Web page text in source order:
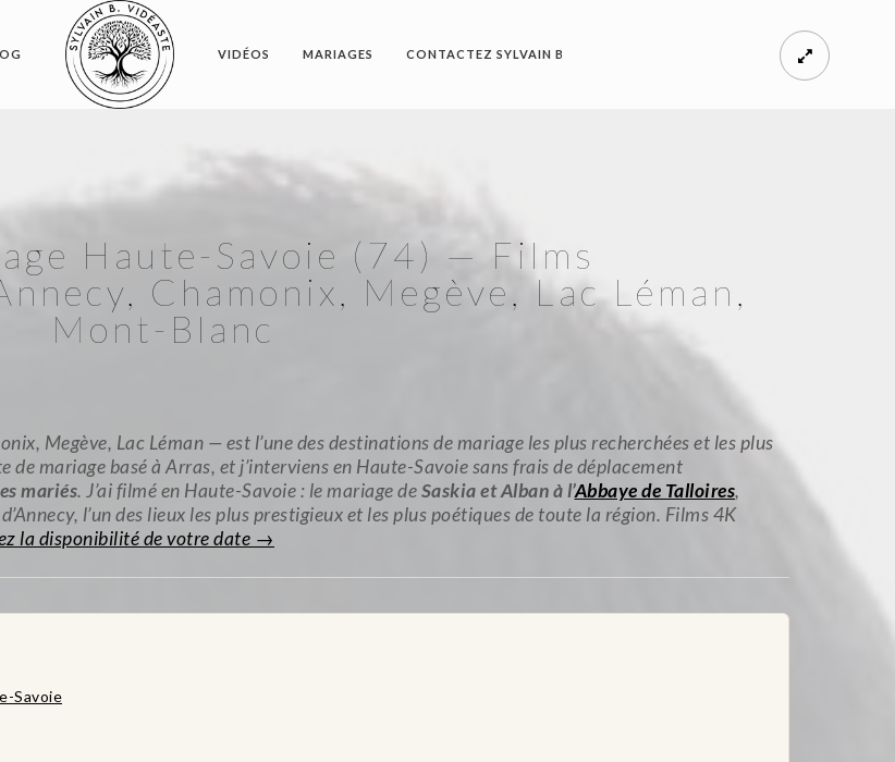
VIDÉOS MARIAGES CONTACTEZ SYLVAIN B
Haute-Savoie (74) — Films
Chamonix, Megève, Lac Léman,
Mont-Blanc
Megève, Lac Léman — est l’une des destinations de mariage les plus recherchées et les plus
de mariage basé à Arras, et j’interviens en Haute-Savoie sans frais de déplacement
mariés. J’ai filmé en Haute-Savoie : le mariage deSaskia et Alban à l’Abbaye de Talloires,
l’un des lieux les plus prestigieux et les plus poétiques de toute la région. Films 4K
la disponibilité de votre date →
Savoie